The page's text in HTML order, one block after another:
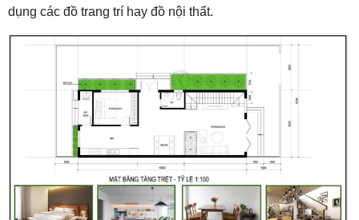
dụng các đồ trang trí hay đồ nội thất.